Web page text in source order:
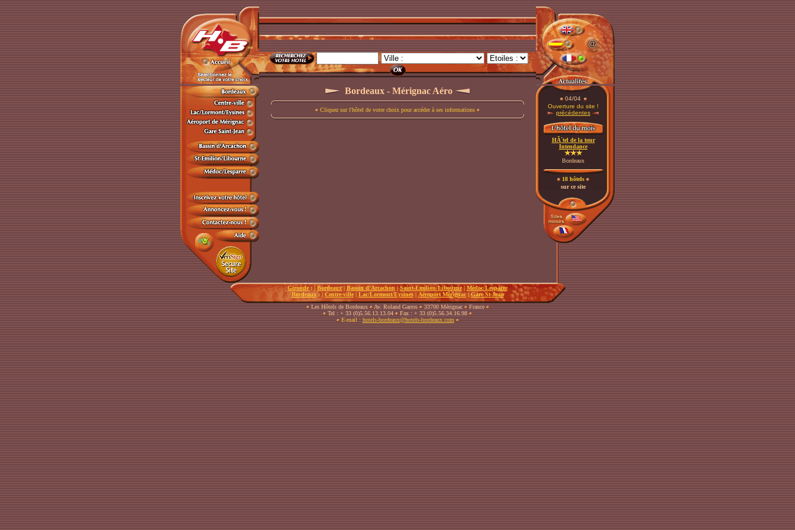
Bordeaux - Mérignac Aéro
Cliquez sur l'hôtel de votre choix pour accéder à ses informations
04/04
Ouverture du site !
précédentes
HÃ´tel de la tour
Intendance
Bordeaux
18 hôtels
sur ce site
Gironde:|Bordeaux| Bassin d'Arcachon |Saint-Emilion/Libourne| Médoc/Lesparre
Bordeaux: | Centre-ville| Lac/Lormont/Eysines| Aéroport Mérignac|Gare St-Jean
Les Hôtels de Bordeaux Av. Roland Garros 33700 Mérignac France
Tel : + 33 (0)5.56.13.13.04 Fax : + 33 (0)5.56.34.16.98
E-mail :hotels-bordeaux@hotels-bordeaux.com